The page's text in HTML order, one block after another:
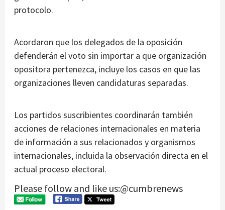
protocolo.
Acordaron que los delegados de la oposición
defenderán el voto sin importar a que organización
opositora pertenezca, incluye los casos en que las
organizaciones lleven candidaturas separadas.
Los partidos suscribientes coordinarán también
acciones de relaciones internacionales en materia
de información a sus relacionados y organismos
internacionales, incluida la observación directa en el
actual proceso electoral.
Please follow and like us:@cumbrenews